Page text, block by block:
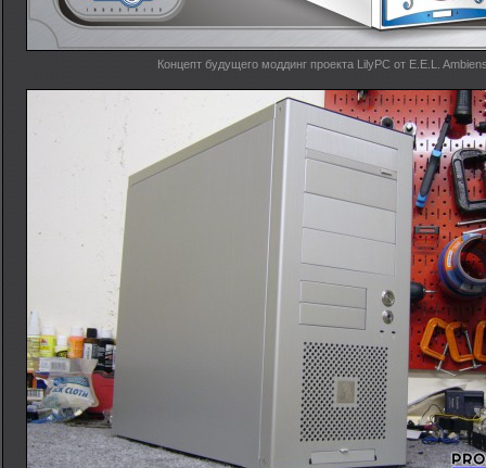
Концепт будущего моддинг проекта LilyPC от E.E.L.